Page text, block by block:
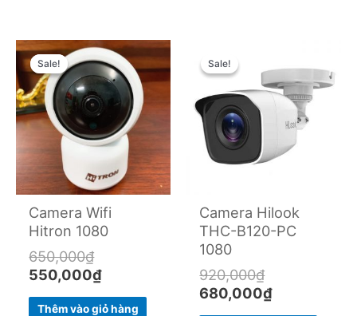
Sale!
Sale!
Camera Wifi
Hitron 1080
650,000₫
Original
price
was:
650,000₫.
550,000₫
Current
price
is:
550,000₫.
Thêm vào giỏ hàng
Sale!
Sale!
Camera Hilook
THC-B120-PC
1080
920,000₫
price
was:
920,000₫.
680,000₫
price
is:
680,000₫.